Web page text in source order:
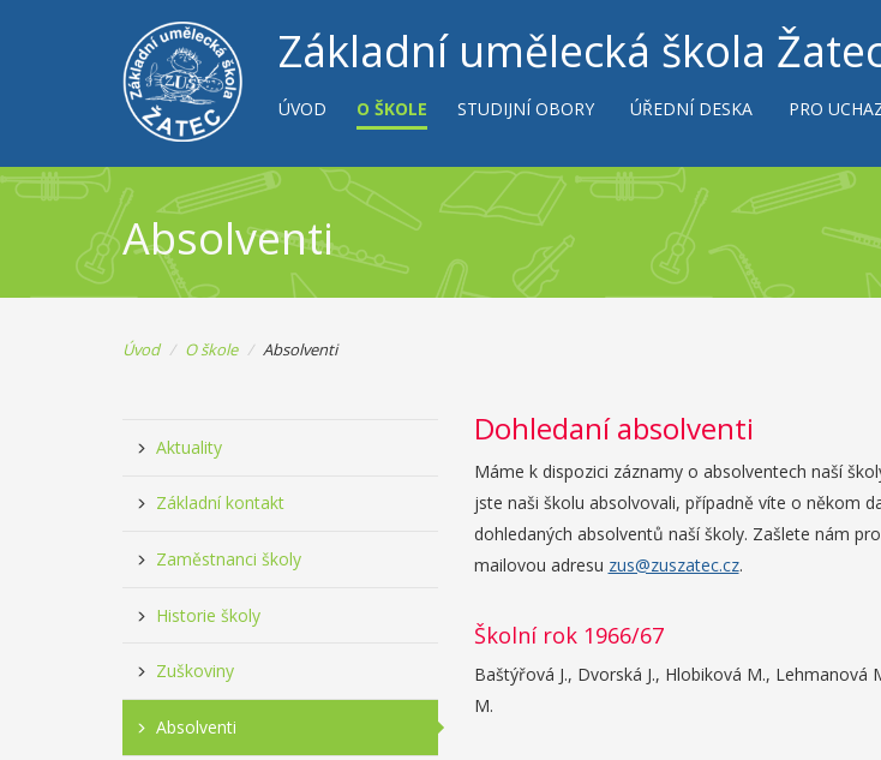
Základní umělecká škola
ÚVOD O ŠKOLE STUDIJNÍ OBORY ÚŘEDNÍ DESKA PRO
Absolventi
Úvod O škole Absolventi
Aktuality
Základní kontakt
Zaměstnanci školy
Historie školy
Zuškoviny
Absolventi
Dohledaní absolventi
Máme k dispozici záznamy o absolventech naší
jste naši školu absolvovali, případně víte o někom
dohledaných absolventů naší školy. Zašlete nám
mailovou adresu zus@zuszatec.cz.
Školní rok 1966/67
Baštýřová J., Dvorská J., Hlobiková M., Lehmanová
M.